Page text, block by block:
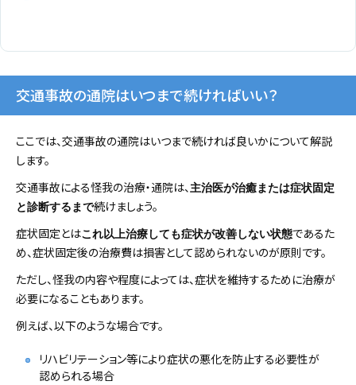
交通事故の通院はいつまで続ければいい？
ここでは、交通事故の通院はいつまで続ければ良いかについて解説
します。
交通事故による怪我の治療・通院は、主治医が治癒または症状固定
と診断するまで続けましょう。
症状固定とはこれ以上治療しても症状が改善しない状態であるた
め、症状固定後の治療費は損害として認められないのが原則です。
ただし、怪我の内容や程度によっては、症状を維持するために治療が
必要になることもあります。
例えば、以下のような場合です。
リハビリテーション等により症状の悪化を防止する必要性が
認められる場合